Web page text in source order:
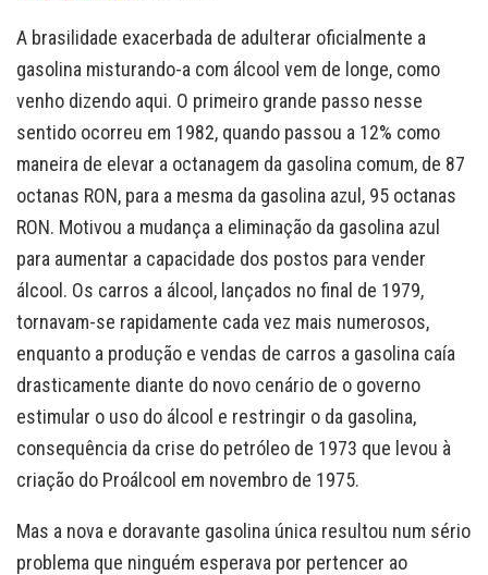
t
s
p
p
a
i
l
k
e
I
n
e
b
o
k
n
t
y
L
n
k
A brasilidade exacerbada de adulterar oficialmente a
gasolina misturando-a com álcool vem de longe, como
venho dizendo aqui. O primeiro grande passo nesse
sentido ocorreu em 1982, quando passou a 12% como
maneira de elevar a octanagem da gasolina comum, de 87
octanas RON, para a mesma da gasolina azul, 95 octanas
RON. Motivou a mudança a eliminação da gasolina azul
para aumentar a capacidade dos postos para vender
álcool. Os carros a álcool, lançados no final de 1979,
tornavam-se rapidamente cada vez mais numerosos,
enquanto a produção e vendas de carros a gasolina caía
drasticamente diante do novo cenário de o governo
estimular o uso do álcool e restringir o da gasolina,
consequência da crise do petróleo de 1973 que levou à
criação do Proálcool em novembro de 1975.
Mas a nova e doravante gasolina única resultou num sério
problema que ninguém esperava por pertencer ao